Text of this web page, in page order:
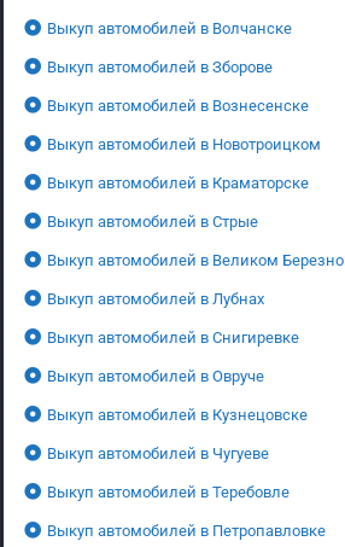
Выкуп автомобилей в Волчанске
Выкуп автомобилей в Зборове
Выкуп автомобилей в Вознесенске
Выкуп автомобилей в Новотроицком
Выкуп автомобилей в Краматорске
Выкуп автомобилей в Стрые
Выкуп автомобилей в Великом
Выкуп автомобилей в Лубнах
Выкуп автомобилей в Снигиревке
Выкуп автомобилей в Овруче
Выкуп автомобилей в Кузнецовске
Выкуп автомобилей в Чугуеве
Выкуп автомобилей в Теребовле
Выкуп автомобилей в Петропавловке